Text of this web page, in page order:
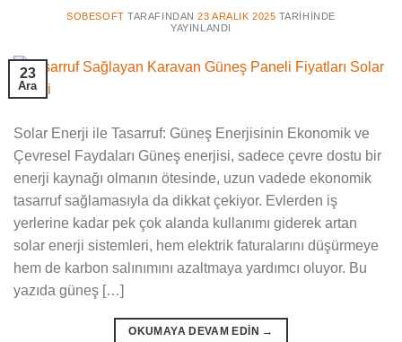
SOBESOFT TARAFINDAN 23 ARALIK 2025 TARIHINDE
YAYINLANDI
23
Ara
Solar Enerji ile Tasarruf: Güneş Enerjisinin Ekonomik ve
Çevresel Faydaları Güneş enerjisi, sadece çevre dostu bir
enerji kaynağı olmanın ötesinde, uzun vadede ekonomik
tasarruf sağlamasıyla da dikkat çekiyor. Evlerden iş
yerlerine kadar pek çok alanda kullanımı giderek artan
solar enerji sistemleri, hem elektrik faturalarını düşürmeye
hem de karbon salınımını azaltmaya yardımcı oluyor. Bu
yazıda güneş […]
OKUMAYA DEVAM EDIN →